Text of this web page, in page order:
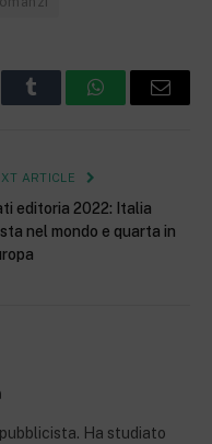
Tumblr WhatsAppEmail
ARTICLE
editoria 2022: Italia
nel mondo e quarta in
LinkedIn
Ha studiato